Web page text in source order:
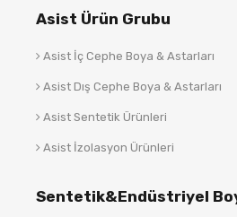
Asist Ürün Grubu
Asist İç Cephe Boya & Astarları
Asist Dış Cephe Boya & Astarları
Asist Sentetik Ürünleri
Asist İzolasyon Ürünleri
Sentetik&Endüstriyel